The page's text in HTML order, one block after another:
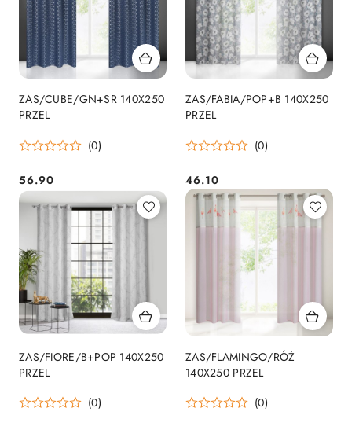
ZAS/CUBE/GN+SR 140X250
PRZEL
(0)
Cena:
56.90
ZAS/FABIA/POP+B 140X250
PRZEL
(0)
Cena:
46.10
ZAS/FIORE/B+POP 140X250
PRZEL
(0)
ZAS/FLAMINGO/RÓŻ
140X250 PRZEL
(0)